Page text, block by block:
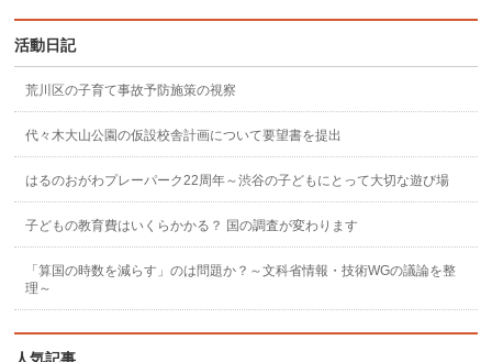
活動日記
荒川区の子育て事故予防施策の視察
代々木大山公園の仮設校舎計画について要望書を提出
はるのおがわプレーパーク22周年～渋谷の子どもにとって大切な遊び場
子どもの教育費はいくらかかる？ 国の調査が変わります
「算国の時数を減らす」のは問題か？～文科省情報・技術WGの議論を整
理～
人気記事